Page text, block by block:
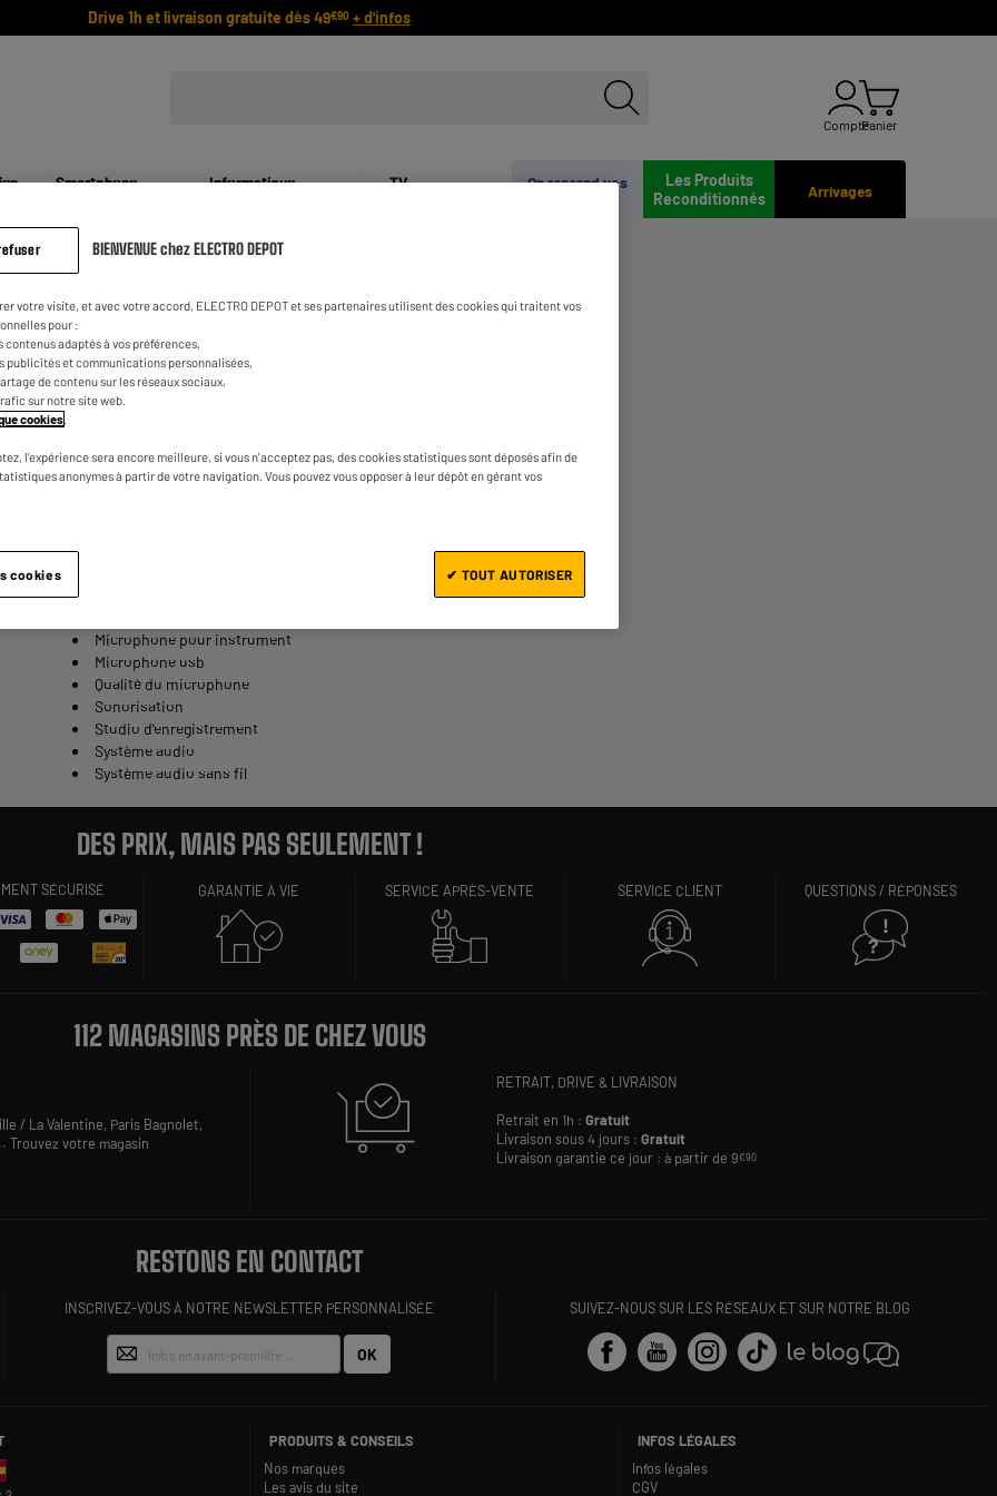
Drive 1h et livraison gratuite dès 49€90 + d'infos
ComptePanier
Arrivages
Les Produits
Reconditionnés
On reprend vos
Smartphone,
Informatique,
TV
NOS CONSEILS MICRO
Accessoires micro
Casque stéréo
Casques usb professionnels
Instruments de musique
Kit microphone
Microphone pour instrument
Microphone usb
Qualité du microphone
Sonorisation
Studio d'enregistrement
Système audio
Système audio sans fil
DES PRIX, MAIS PAS SEULEMENT !
SÉCURISÉ GARANTIE À VIE SERVICE APRÈS-VENTE SERVICE CLIENT QUESTIONS / RÉPONSES
112 MAGASINS PRÈS DE CHEZ VOUS
/ La Valentine, Paris Bagnolet,
Trouvez votre magasin
RETRAIT, DRIVE & LIVRAISON
Retrait en 1h :Gratuit
Livraison sous 4 jours :Gratuit
Livraison garantie ce jour : à partir de 9€90
RESTONS EN CONTACT
INSCRIVEZ-VOUS À NOTRE NEWSLETTER PERSONNALISÉE
OK
SUIVEZ-NOUS SUR LES RÉSEAUX ET SUR NOTRE BLOG
PRODUITS & CONSEILS
Nos marques
Les avis du site
INFOS LÉGALES
Infos légales
CGV
BIENVENUE chez ELECTRO DEPOT
votre visite, et avec votre accord, ELECTRO DEPOT et ses partenaires utilisent des cookies qui traitent vos
pour :
contenus adaptés à vos préférences,
publicités et communications personnalisées,
de contenu sur les réseaux sociaux,
sur notre site web.
cookies
l'expérience sera encore meilleure, si vous n'acceptez pas, des cookies statistiques sont déposés afin de
anonymes à partir de votre navigation. Vous pouvez vous opposer à leur dépôt en gérant vos
cookies ✔ TOUT AUTORISER